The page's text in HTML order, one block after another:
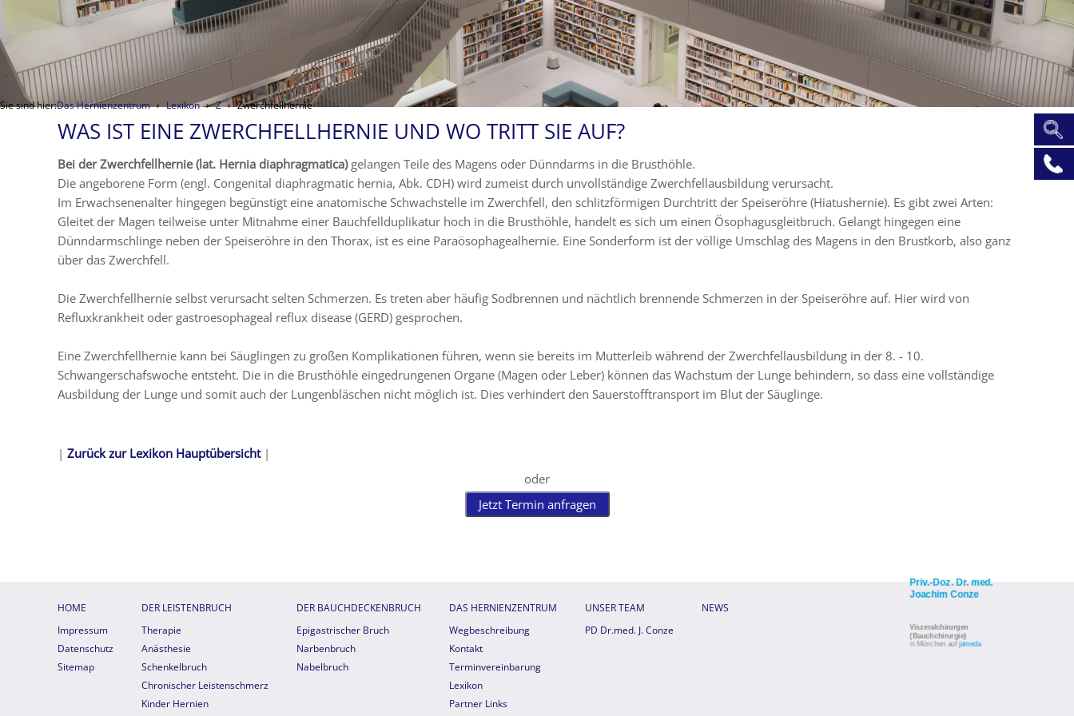
Sie sind hier:Das Hernienzentrum Lexikon Z Zwerchfellhernie
WAS IST EINE ZWERCHFELLHERNIE UND WO TRITT SIE AUF?
Bei der Zwerchfellhernie (lat. Hernia diaphragmatica)gelangen Teile des Magens oder Dünndarms in die Brusthöhle.
Die angeborene Form (engl. Congenital diaphragmatic hernia, Abk. CDH) wird zumeist durch unvollständige Zwerchfellausbildung verursacht.
Im Erwachsenenalter hingegen begünstigt eine anatomische Schwachstelle im Zwerchfell, den schlitzförmigen Durchtritt der Speiseröhre (Hiatushernie). Es gibt zwei Arten:
Gleitet der Magen teilweise unter Mitnahme einer Bauchfellduplikatur hoch in die Brusthöhle, handelt es sich um einen Ösophagusgleitbruch. Gelangt hingegen eine
Dünndarmschlinge neben der Speiseröhre in den Thorax, ist es eine Paraösophagealhernie. Eine Sonderform ist der völlige Umschlag des Magens in den Brustkorb, also ganz
über das Zwerchfell.
Die Zwerchfellhernie selbst verursacht selten Schmerzen. Es treten aber häufig Sodbrennen und nächtlich brennende Schmerzen in der Speiseröhre auf. Hier wird von
Refluxkrankheit oder gastroesophageal reflux disease (GERD) gesprochen.
Eine Zwerchfellhernie kann bei Säuglingen zu großen Komplikationen führen, wenn sie bereits im Mutterleib während der Zwerchfellausbildung in der 8. - 10.
Schwangerschafswoche entsteht. Die in die Brusthöhle eingedrungenen Organe (Magen oder Leber) können das Wachstum der Lunge behindern, so dass eine vollständige
Ausbildung der Lunge und somit auch der Lungenbläschen nicht möglich ist. Dies verhindert den Sauerstofftransport im Blut der Säuglinge.
| Zurück zur Lexikon Hauptübersicht|
oder
Jetzt Termin anfragen
Priv.-Doz. Dr. med.
Joachim Conze
Viszeralchirurgen
(Bauchchirurgie)
in München aufjameda
HOME
Impressum
Datenschutz
Sitemap
DER LEISTENBRUCH
Therapie
Anästhesie
Schenkelbruch
Chronischer Leistenschmerz
Kinder Hernien
DER BAUCHDECKENBRUCH
Epigastrischer Bruch
Narbenbruch
Nabelbruch
DAS HERNIENZENTRUM
Wegbeschreibung
Kontakt
Terminvereinbarung
Lexikon
Partner Links
UNSER TEAM
PD Dr.med. J. Conze
NEWS